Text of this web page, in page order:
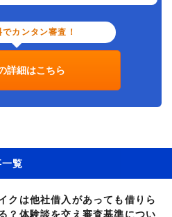
カンタン審査！
詳細はこちら
覧
クは他社借入があっても借りら
？体験談を交え審査基準につい